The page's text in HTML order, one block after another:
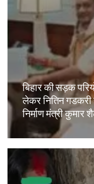
बिहार की सड़क
लेकर नितिन
निर्माण मंत्री कुमार
Amit Lekh